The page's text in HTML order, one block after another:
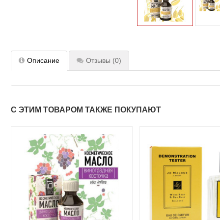
Описание Отзывы (0)
С ЭТИМ ТОВАРОМ ТАКЖЕ ПОКУПАЮТ